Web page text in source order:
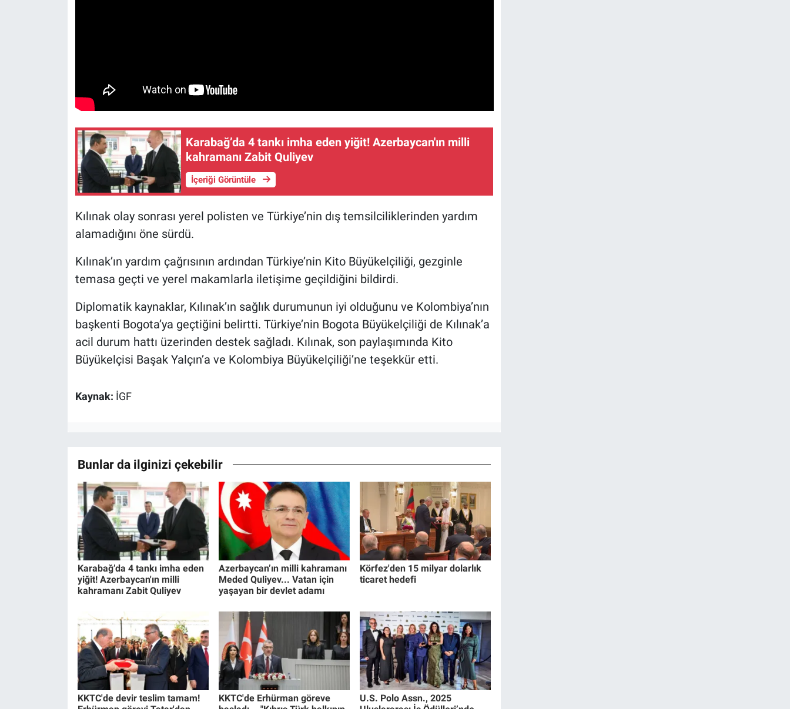
Karabağ’da 4 tankı imha eden yiğit! Azerbaycan'ın milli
kahramanı Zabit Quliyev
İçeriği Görüntüle
Kılınak olay sonrası yerel polisten ve Türkiye’nin dış temsilciliklerinden yardım
alamadığını öne sürdü.
Kılınak’ın yardım çağrısının ardından Türkiye’nin Kito Büyükelçiliği, gezginle
temasa geçti ve yerel makamlarla iletişime geçildiğini bildirdi.
Diplomatik kaynaklar, Kılınak’ın sağlık durumunun iyi olduğunu ve Kolombiya’nın
başkenti Bogota’ya geçtiğini belirtti. Türkiye’nin Bogota Büyükelçiliği de Kılınak’a
acil durum hattı üzerinden destek sağladı. Kılınak, son paylaşımında Kito
Büyükelçisi Başak Yalçın’a ve Kolombiya Büyükelçiliği’ne teşekkür etti.
Kaynak: İGF
Bunlar da ilginizi çekebilir
Karabağ’da 4 tankı imha eden
yiğit! Azerbaycan'ın milli
kahramanı Zabit Quliyev
Azerbaycan’ın milli kahramanı
Meded Quliyev... Vatan için
yaşayan bir devlet adamı
Körfez'den 15 milyar dolarlık
ticaret hedefi
KKTC'de devir teslim tamam!
KKTC'de Erhürman göreve
U.S. Polo Assn., 2025